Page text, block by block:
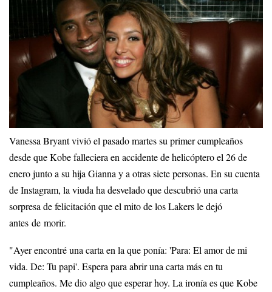
Vanessa Bryant vivió el pasado martes su primer cumpleaños
desde que Kobe falleciera en accidente de helicóptero el 26 de
enero junto a su hija Gianna y a otras siete personas. En su cuenta
de Instagram, la viuda ha desvelado que descubrió una carta
sorpresa de felicitación que el mito de los Lakers le dejó
antes de morir.
"Ayer encontré una carta en la que ponía: 'Para: El amor de mi
vida. De: Tu papi'. Espera para abrir una carta más en tu
cumpleaños. Me dio algo que esperar hoy. La ironía es que Kobe